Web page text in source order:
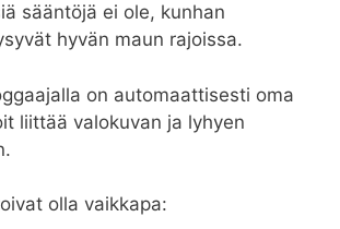
sääntöjä ei ole, kunhan
hyvän maun rajoissa.
on automaattisesti oma
liittää valokuvan ja lyhyen
olla vaikkapa: